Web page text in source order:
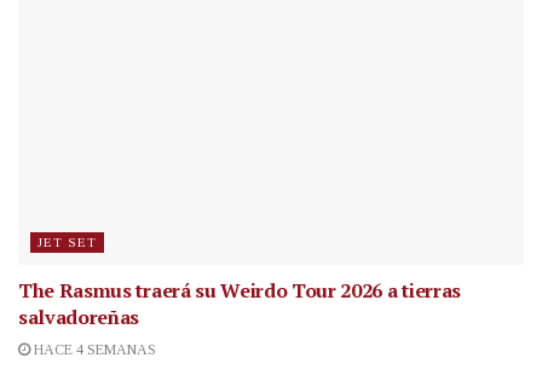
JET SET
The Rasmus traerá su Weirdo Tour 2026 a tierras
salvadoreñas
HACE 4 SEMANAS